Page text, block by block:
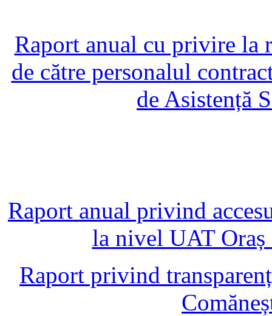
Raport anual cu privire la
de către personalul
de Asistență
Raport anual privind
la nivel UAT Oraș
Raport privind